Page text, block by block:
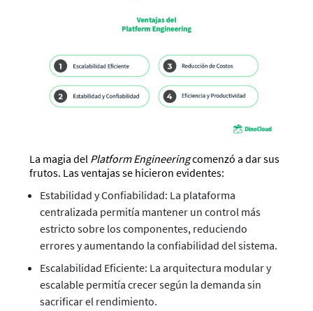
La magia del Platform Engineeringcomenzó a dar sus
frutos. Las ventajas se hicieron evidentes:
Estabilidad y Confiabilidad: La plataforma
centralizada permitía mantener un control más
estricto sobre los componentes, reduciendo
errores y aumentando la confiabilidad del sistema.
Escalabilidad Eficiente: La arquitectura modular y
escalable permitía crecer según la demanda sin
sacrificar el rendimiento.